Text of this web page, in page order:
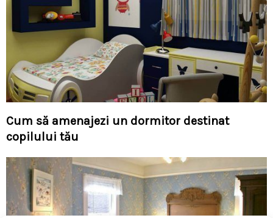
Cum să amenajezi un dormitor destinat
copilului tău